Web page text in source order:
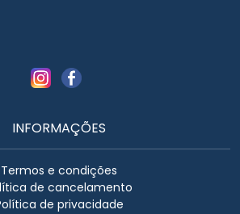
INFORMAÇÕES
Termos e condições
de cancelamento
de privacidade